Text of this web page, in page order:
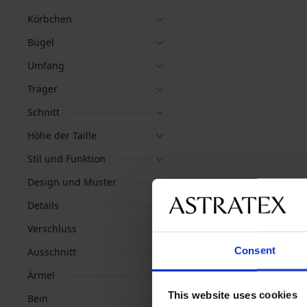
Consent
This website uses cookies
Körbchen
Bügel
Umfang
Träger
Schnitt
Höhe der Taille
Stil und Funktion
Design und Muster
Details
Verschluss
Ausschnitt
Ärmel
Bein